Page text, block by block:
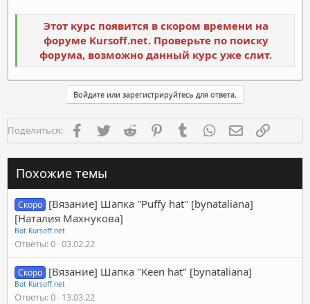
Этот курс появится в скором времени на
форуме Kursoff.net. Проверьте по поиску
форума, возможно данный курс уже слит.
Войдите или зарегистрируйтесь для ответа.
Поделиться: FacebookTwitter Reddit PinterestTumblr WhatsAppЭлектронная
Похожие темы
Скоро [Вязание] Шапка "Puffy hat" [bynataliana]
[Наталия Махнукова]
Bot Kursoff.net
Ответы 0 03.02.22
Скоро [Вязание] Шапка "Keen hat" [bynataliana]
Bot Kursoff.net
Ответы 0 13.03.22